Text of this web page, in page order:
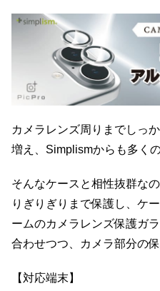
カメラレンズ周りまでしっ
増え、Simplismからも多く
そんなケースと相性抜群な
りぎりぎりまで保護し、ケ
ームのカメラレンズ保護ガ
合わせつつ、カメラ部分の
【対応端末】